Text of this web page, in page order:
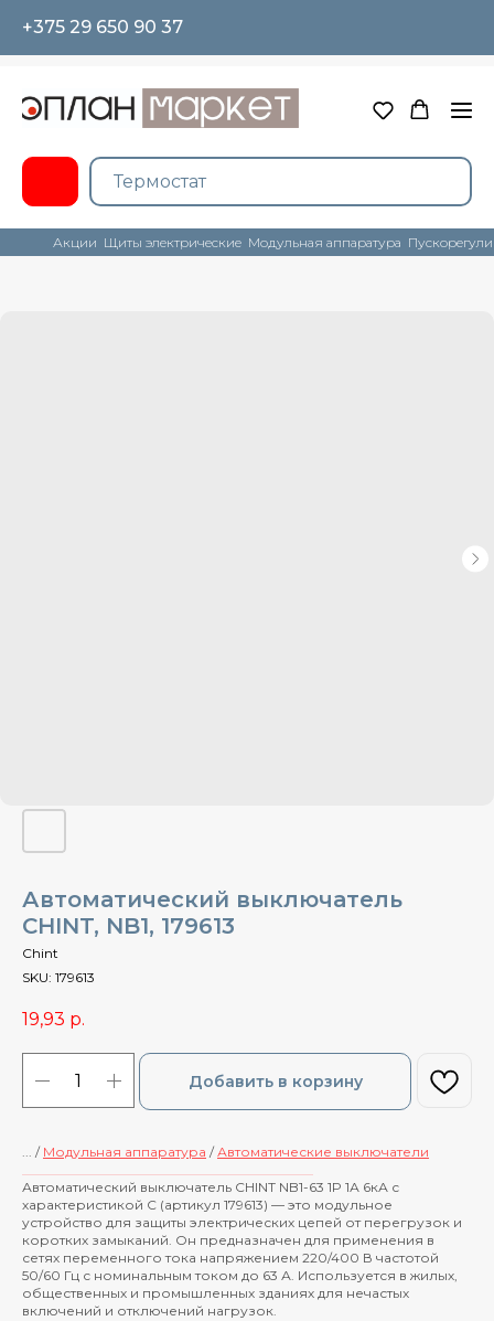
+375 29 650 90 37
Акции Щиты электрические Модульная аппаратура
Автоматический выключатель
CHINT, NB1, 179613
Chint
SKU: 179613
19,93 р.
Добавить в корзину
... / Модульная аппаратура / Автоматические выключатели
Автоматический выключатель CHINT NB1-63 1P 1А 6кА с
характеристикой C (артикул 179613) — это модульное
устройство для защиты электрических цепей от перегрузок и
коротких замыканий. Он предназначен для применения в
сетях переменного тока напряжением 220/400 В частотой
50/60 Гц с номинальным током до 63 А. Используется в жилых,
общественных и промышленных зданиях для нечастых
включений и отключений нагрузок.